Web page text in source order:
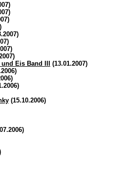
Eis Band III
(13.01.2007)
(15.10.2006)